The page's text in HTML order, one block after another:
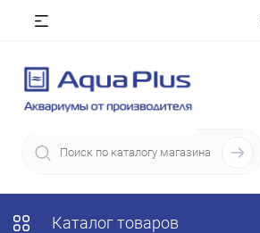
Каталог товаров